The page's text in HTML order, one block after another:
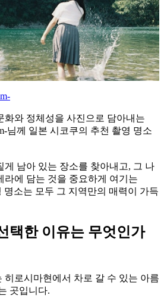
화와 정체성을 사진으로 담아내는
님께 일본 시코쿠의 추천 촬영 명소
게 남아 있는 장소를 찾아내고, 그 나
라에 담는 것을 중요하게 여기는
명소는 모두 그 지역만의 매력이 가득
택한 이유는 무엇인가
히로시마현에서 차로 갈 수 있는 아름
곳입니다.